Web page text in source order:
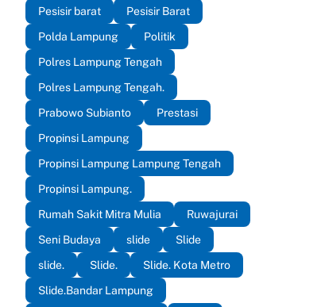
Pesisir barat
Pesisir Barat
Polda Lampung
Politik
Polres Lampung Tengah
Polres Lampung Tengah.
Prabowo Subianto
Prestasi
Propinsi Lampung
Propinsi Lampung Lampung Tengah
Propinsi Lampung.
Rumah Sakit Mitra Mulia
Ruwajurai
Seni Budaya
slide
Slide
slide.
Slide.
Slide. Kota Metro
Slide.Bandar Lampung